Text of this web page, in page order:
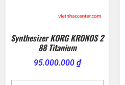
Synthesizer KORG KRONOS 2
88 Titanium
95.000.000 ₫